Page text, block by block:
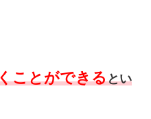
ことができるとい